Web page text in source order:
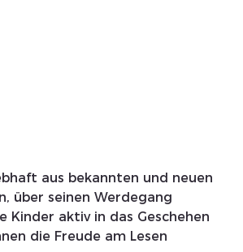
über seinen Werdegang
Kinder aktiv in das Geschehen
die Freude am Lesen